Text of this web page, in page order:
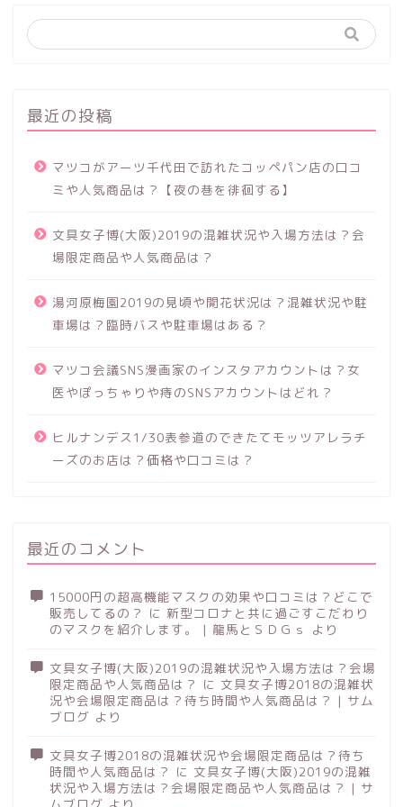
最近の投稿
マツコがアーツ千代田で訪れたコッペパン店の口コ
ミや人気商品は？【夜の巷を徘徊する】
文具女子博(大阪)2019の混雑状況や入場方法は？会
場限定商品や人気商品は？
湯河原梅園2019の見頃や開花状況は？混雑状況や駐
車場は？臨時バスや駐車場はある？
マツコ会議SNS漫画家のインスタアカウントは？女
医やぽっちゃりや痔のSNSアカウントはどれ？
ヒルナンデス1/30表参道のできたてモッツアレラチ
ーズのお店は？価格や口コミは？
最近のコメント
15000円の超高機能マスクの効果や口コミは？どこで
販売してるの？ に 新型コロナと共に過ごすこだわり
のマスクを紹介します。 | 龍馬とＳＤＧｓ
より
文具女子博(大阪)2019の混雑状況や入場方法は？会場
限定商品や人気商品は？ に 文具女子博2018の混雑状
況や会場限定商品は？待ち時間や人気商品は？ | サム
ブログ より
文具女子博2018の混雑状況や会場限定商品は？待ち
時間や人気商品は？ に 文具女子博(大阪)2019の混雑
状況や入場方法は？会場限定商品や人気商品は？ | サ